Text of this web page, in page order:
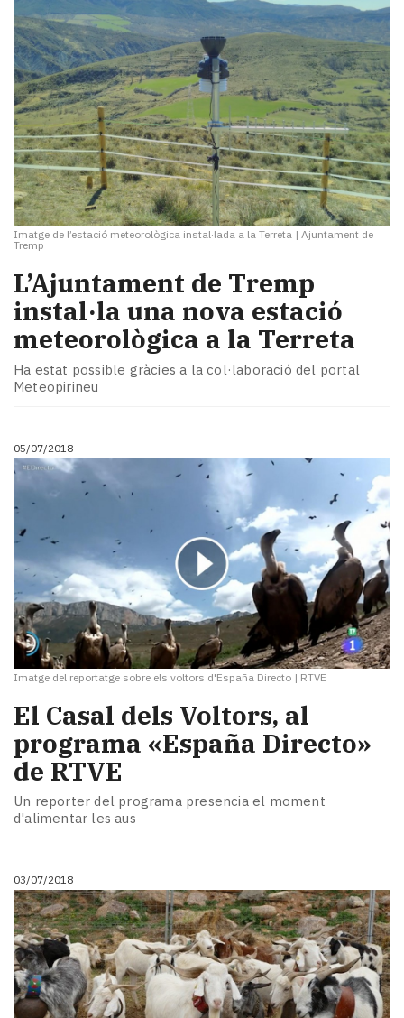
Imatge de l’estació meteorològica instal·lada a la Terreta | Ajuntament de
Tremp
L’Ajuntament de Tremp
instal·la una nova estació
meteorològica a la Terreta
Ha estat possible gràcies a la col·laboració del portal
Meteopirineu
05/07/2018
Imatge del reportatge sobre els voltors d'España Directo | RTVE
El Casal dels Voltors, al
programa «España Directo»
de RTVE
Un reporter del programa presencia el moment
d'alimentar les aus
03/07/2018